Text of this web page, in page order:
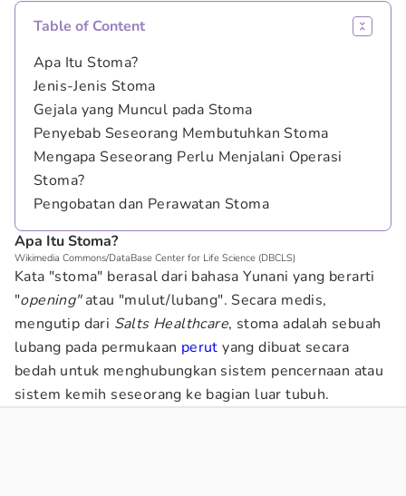
Table of Content
Apa Itu Stoma?
Jenis-Jenis Stoma
Gejala yang Muncul pada Stoma
Penyebab Seseorang Membutuhkan Stoma
Mengapa Seseorang Perlu Menjalani Operasi
Stoma?
Pengobatan dan Perawatan Stoma
Apa Itu Stoma?
Wikimedia Commons/DataBase Center for Life Science (DBCLS)
Kata "stoma" berasal dari bahasa Yunani yang berarti
"opening"atau "mulut/lubang". Secara medis,
mengutip dari Salts Healthcare, stoma adalah sebuah
lubang pada permukaan perut yang dibuat secara
bedah untuk menghubungkan sistem pencernaan atau
sistem kemih seseorang ke bagian luar tubuh.